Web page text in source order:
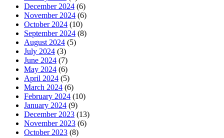
December 2024 (6)
November 2024 (6)
October 2024 (10)
September 2024 (8)
August 2024 (5)
July 2024 (3)
June 2024 (7)
May 2024 (6)
April 2024 (5)
March 2024 (6)
February 2024 (10)
January 2024 (9)
December 2023 (13)
November 2023 (6)
October 2023 (8)